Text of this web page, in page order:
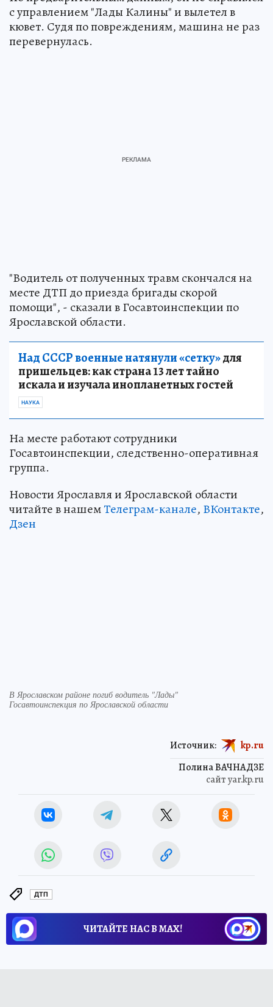
с управлением "Лады Калины" и вылетел в
кювет. Судя по повреждениям, машина не раз
перевернулась.
"Водитель от полученных травм скончался на
месте ДТП до приезда бригады скорой
помощи", - сказали в Госавтоинспекции по
Ярославской области.
Над СССР военные натянули «сетку»для
пришельцев: как страна 13 лет тайно
искала и изучала инопланетных гостей
НАУКА
На месте работают сотрудники
Госавтоинспекции, следственно-оперативная
группа.
Новости Ярославля и Ярославской области
читайте в нашемТелеграм-канале, ВКонтакте,
Дзен
В Ярославском районе погиб водитель "Лады"
Госавтоинспекция по Ярославской области
Полина ВАЧНАДЗЕ
сайт yar.kp.ru
Источник: kp.ru
ДТП
ЧИТАЙТЕ НАС В МАХ!